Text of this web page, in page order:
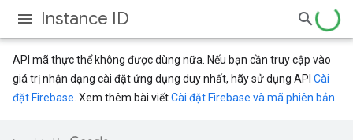
Instance ID
API mã thực thể không được dùng nữa. Nếu bạn cần truy cập vào
giá trị nhận dạng cài đặt ứng dụng duy nhất, hãy sử dụng API Cài
đặt Firebase . Xem thêm bài viếtCài đặt Firebase và mã phiên bản